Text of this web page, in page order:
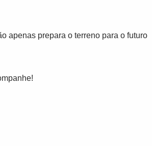
apenas prepara o terreno para o futuro